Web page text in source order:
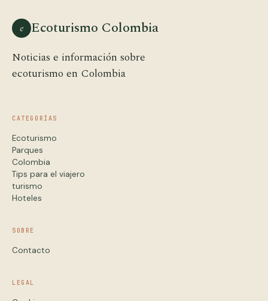
e Ecoturismo Colombia
Noticias e información sobre
ecoturismo en Colombia
CATEGORÍAS
Ecoturismo
Parques
Colombia
Tips para el viajero
turismo
Hoteles
SOBRE
Contacto
LEGAL